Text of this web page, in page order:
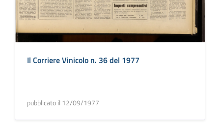
Il Corriere Vinicolo n. 36 del 1977
pubblicato il 12/09/1977